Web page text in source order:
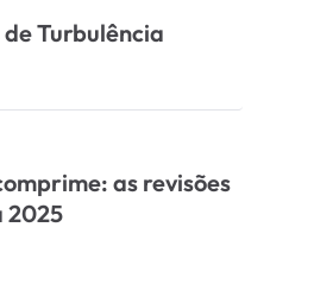
Turbulência
as revisões
2025